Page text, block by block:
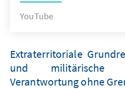
YouTube
Extraterritoriale
und militärische
Verantwortung ohne